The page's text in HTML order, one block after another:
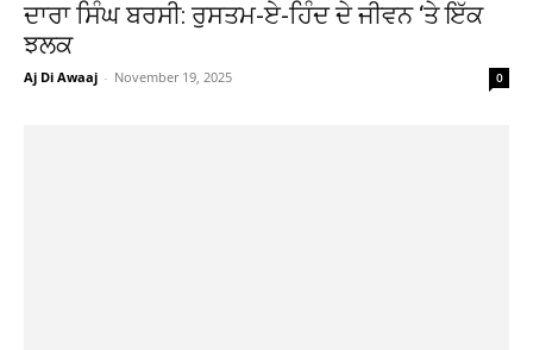
ਦਾਰਾ ਸਿੰਘ ਬਰਸੀ: ਰੁਸਤਮ-ਏ-ਹਿੰਦ ਦੇ ਜੀਵਨ ‘ਤੇ ਇੱਕ
ਝਲਕ
Aj Di Awaaj - November 19, 2025 0